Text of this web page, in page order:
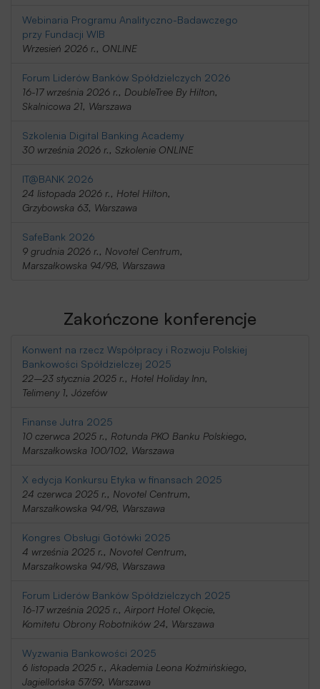
Webinaria Programu Analityczno-Badawczego
przy Fundacji WIB
Wrzesień 2026 r., ONLINE
Forum Liderów Banków Spółdzielczych 2026
16-17 września 2026 r., DoubleTree By Hilton,
Skalnicowa 21, Warszawa
Szkolenia Digital Banking Academy
30 września 2026 r., Szkolenie ONLINE
IT@BANK 2026
24 listopada 2026 r., Hotel Hilton,
Grzybowska 63, Warszawa
SafeBank 2026
9 grudnia 2026 r., Novotel Centrum,
Marszałkowska 94/98, Warszawa
Zakończone konferencje
Konwent na rzecz Współpracy i Rozwoju Polskiej
Bankowości Spółdzielczej 2025
22–23 stycznia 2025 r., Hotel Holiday Inn,
Telimeny 1, Józefów
Finanse Jutra 2025
10 czerwca 2025 r., Rotunda PKO Banku Polskiego,
Marszałkowska 100/102, Warszawa
X edycja Konkursu Etyka w finansach 2025
24 czerwca 2025 r., Novotel Centrum,
Marszałkowska 94/98, Warszawa
Kongres Obsługi Gotówki 2025
4 września 2025 r., Novotel Centrum,
Marszałkowska 94/98, Warszawa
Forum Liderów Banków Spółdzielczych 2025
16-17 września 2025 r., Airport Hotel Okęcie,
Komitetu Obrony Robotników 24, Warszawa
Wyzwania Bankowości 2025
6 listopada 2025 r., Akademia Leona Koźmińskiego,
Jagiellońska 57/59, Warszawa